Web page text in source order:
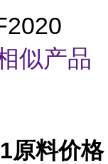
似产品
原料价格